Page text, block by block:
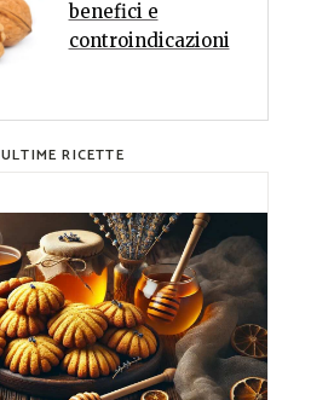
benefici e
controindicazioni
ULTIME RICETTE